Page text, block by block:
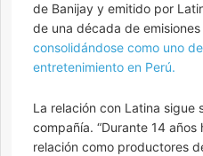
de Banijay y emitido por
de una década de
consolidándose como uno
entretenimiento en Perú.
La relación con Latina sigue
compañía. “Durante 14 años
relación como productores